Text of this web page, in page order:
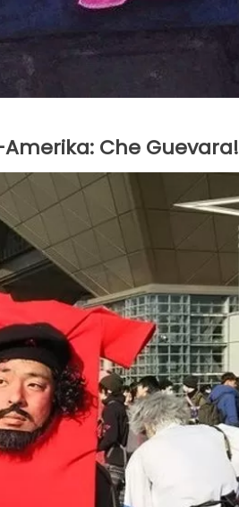
Che Guevara!